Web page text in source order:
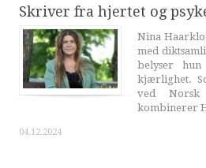
Skriver fra hjertet og
Nina
med
belyser
kjærlighet.
ved Norsk
kombinerer
04.12.2024